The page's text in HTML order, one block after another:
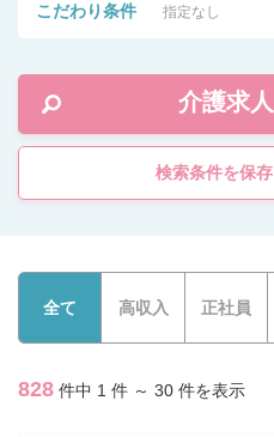
こだわり条件 指定なし
介護求人
検索条件を保存
全て 高収入 正社員
828 件中 1 件 ～ 30 件を表示